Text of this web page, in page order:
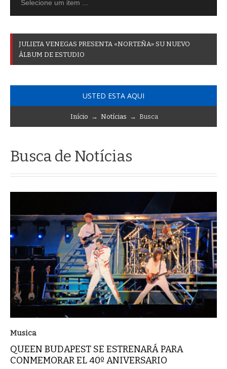
JULIETA VENEGAS PRESENTA «NORTEÑA» SU NUEVO
ÁLBUM DE ESTUDIO
USTED ESTA AQUI
Início → Notícias → Busca
Busca de Notícias
Musica
QUEEN BUDAPEST SE ESTRENARÁ PARA
CONMEMORAR EL 40º ANIVERSARIO